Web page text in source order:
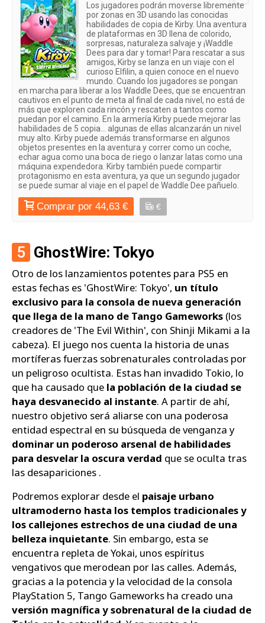
Los jugadores podrán moverse libremente
por zonas en 3D usando las conocidas
habilidades de copia de Kirby. Una aventura
de plataformas en 3D llena de colorido,
sorpresas, naturaleza salvaje y ¡Waddle
Dees para dar y tomar! Para rescatar a sus
amigos, Kirby se lanza en un viaje con el
curioso Elfilin, a quien conoce en el nuevo
mundo. Cuando los jugadores se pongan
en marcha para liberar a los Waddle Dees, que se encuentran
cautivos en el punto de meta al final de cada nivel, no está de
más que exploren cada rincón y rescaten a tantos como
puedan por el camino. En la armería Kirby puede mejorar las
habilidades de 5 copia… algunas de ellas alcanzarán un nivel
muy alto. Kirby puede además transformarse en algunos
objetos presentes en la aventura y correr como un coche,
echar agua como una boca de riego o lanzar latas como una
máquina expendedora. Kirby también puede compartir
protagonismo en esta aventura, ya que un segundo jugador
se puede sumar al viaje en el papel de Waddle Dee pañuelo.
Comprar por 44,63 € €
5 GhostWire: Tokyo
Otro de los lanzamientos potentes para PS5 en
estas fechas es 'GhostWire: Tokyo', un título
exclusivo para la consola de nueva generación
que llega de la mano de Tango Gameworks (los
creadores de 'The Evil Within', con Shinji Mikami a la
cabeza). El juego nos cuenta la historia de unas
mortíferas fuerzas sobrenaturales controladas por
un peligroso ocultista. Estas han invadido Tokio, lo
que ha causado que la población de la ciudad se
haya desvanecido al instante. A partir de ahí,
nuestro objetivo será aliarse con una poderosa
entidad espectral en su búsqueda de venganza y
dominar un poderoso arsenal de habilidades
para desvelar la oscura verdad que se oculta tras
las desapariciones .
Podremos explorar desde el paisaje urbano
ultramoderno hasta los templos tradicionales y
los callejones estrechos de una ciudad de una
belleza inquietante. Sin embargo, esta se
encuentra repleta de Yokai, unos espíritus
vengativos que merodean por las calles. Además,
gracias a la potencia y la velocidad de la consola
PlayStation 5, Tango Gameworks ha creado una
versión magnífica y sobrenatural de la ciudad de